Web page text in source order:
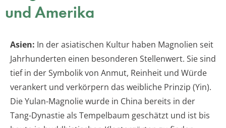
und Amerika
Asien: In der asiatischen Kultur haben Magnolien seit
Jahrhunderten einen besonderen Stellenwert. Sie sind
tief in der Symbolik von Anmut, Reinheit und Würde
verankert und verkörpern das weibliche Prinzip (Yin).
Die Yulan-Magnolie wurde in China bereits in der
Tang-Dynastie als Tempelbaum geschätzt und ist bis